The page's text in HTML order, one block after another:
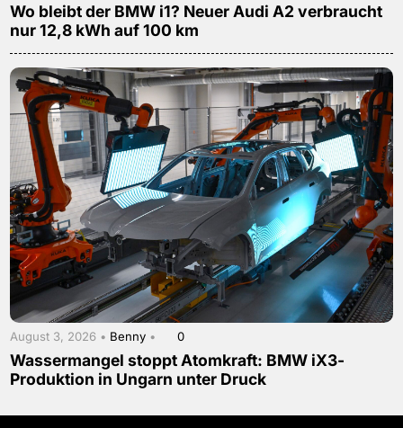
Wo bleibt der BMW i1? Neuer Audi A2 verbraucht
nur 12,8 kWh auf 100 km
August 3, 2026 • Benny • 0
Wassermangel stoppt Atomkraft: BMW iX3-
Produktion in Ungarn unter Druck